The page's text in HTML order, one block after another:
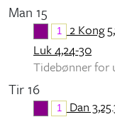
Man 15
1 2 Kong
Luk 4,24-30
Tidebønner for
Tir 16
1 Dan